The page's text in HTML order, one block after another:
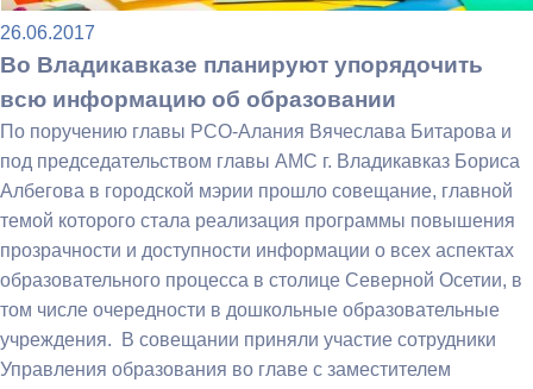
26.06.2017
Во Владикавказе планируют упорядочить
всю информацию об образовании
По поручению главы РСО-Алания Вячеслава Битарова и
под председательством главы АМС г. Владикавказ Бориса
Албегова в городской мэрии прошло совещание, главной
темой которого стала реализация программы повышения
прозрачности и доступности информации о всех аспектах
образовательного процесса в столице Северной Осетии, в
том числе очередности в дошкольные образовательные
учреждения. В совещании приняли участие сотрудники
Управления образования во главе с заместителем